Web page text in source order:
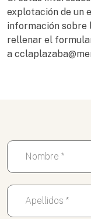
explotación de un
información sobre
rellenar el
a